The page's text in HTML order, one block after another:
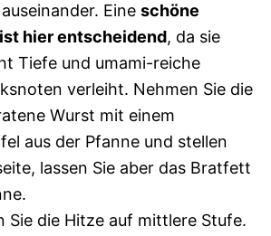
Eine schöne
hier entscheidend, da sie
Tiefe und umami-reiche
verleiht. Nehmen Sie die
Wurst mit einem
aus der Pfanne und stellen
lassen Sie aber das Bratfett
Sie die Hitze auf mittlere Stufe.